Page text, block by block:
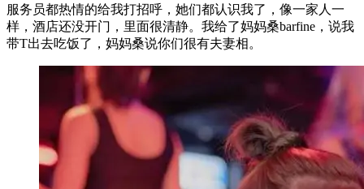
服务员都热情的给我打招呼，她们都认识我了，像一家人一
样，酒店还没开门，里面很清静。我给了妈妈桑barfine，说我
带T出去吃饭了，妈妈桑说你们很有夫妻相。